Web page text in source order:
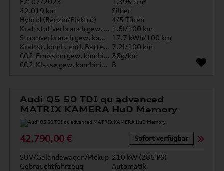
EZ: 07/2023
1.395 cm³
42.019 km
Silber
Hybrid (Benzin/Elektro)
4/5 Türen
Kraftstoffverbrauch gew. kombiniert 1.6l/100 km
Stromverbrauch gew. kombiniert
17.7 kWh/100 km
Kraftst. komb. entl. Batterie 7.2l/100 km
CO2-Emission gew. kombiniert 36g/km
CO2-Klasse gew. kombiniert B
Audi Q5 50 TDI qu advanced
MATRIX KAMERA HuD Memory
42.790,00 € Sofort verfügbar
SUV/Geländewagen/Pickup 210 kW (286 PS)
Gebrauchtfahrzeug
Automatik